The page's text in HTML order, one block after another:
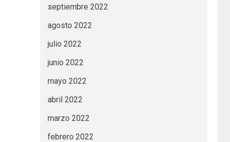
septiembre 2022
agosto 2022
julio 2022
junio 2022
mayo 2022
abril 2022
marzo 2022
febrero 2022